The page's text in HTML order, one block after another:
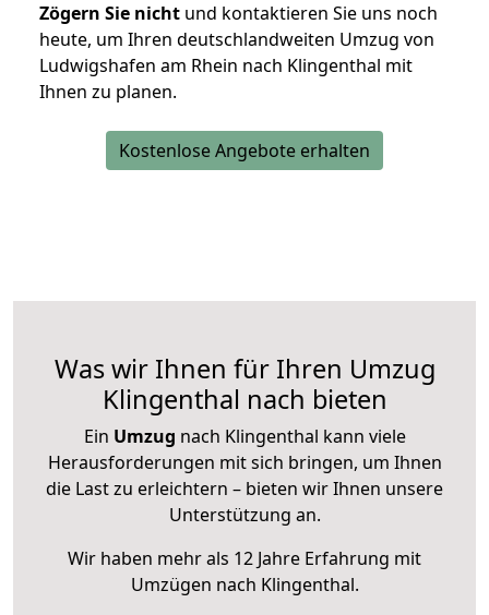
Zögern Sie nicht und kontaktieren Sie uns noch
heute, um Ihren deutschlandweiten Umzug von
Ludwigshafen am Rhein nach Klingenthal mit
Ihnen zu planen.
Kostenlose Angebote erhalten
Was wir Ihnen für Ihren Umzug
Klingenthal nach bieten
Ein Umzug nach Klingenthal kann viele
Herausforderungen mit sich bringen, um Ihnen
die Last zu erleichtern – bieten wir Ihnen unsere
Unterstützung an.
Wir haben mehr als 12 Jahre Erfahrung mit
Umzügen nach Klingenthal.